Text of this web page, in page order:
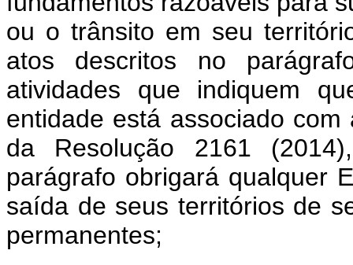
ou o trânsito em seu
atos descritos no
atividades que indiquem
entidade está associado
da Resolução 2161
parágrafo obrigará qualquer
saída de seus territórios de
permanentes;